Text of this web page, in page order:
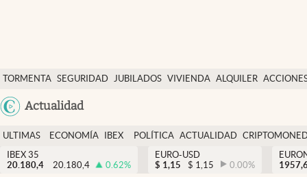
TORMENTA SEGURIDAD JUBILADOS VIVIENDA ALQUILER
USA
Actualidad
Economía y finanzas
Política
Actualidad
Criptomonedas
ULTIMAS
NOTICIAS
ECONOMÍA
FINANZAS
IBEX
EURO
POLÍTICA ACTUALIDAD
IBEX 35
20.180,4
20.180,4 0.62%
EURO-USD
$ 1,15 $ 1,15 0.00%